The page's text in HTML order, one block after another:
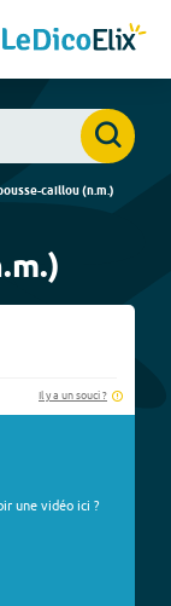
caillou(n.m.)
Il y a un souci ?
une vidéo ici ?